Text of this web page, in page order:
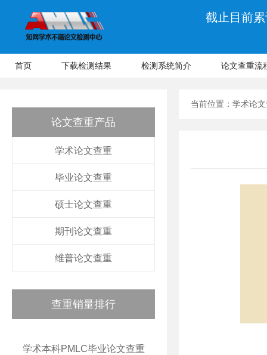
截止目前
首页 下载检测结果 检测系统简介 论文查重流
论文查重产品
学术论文查重
毕业论文查重
硕士论文查重
期刊论文查重
维普论文查重
查重销量排行
学术本科PMLC毕业论文查重
当前位置： 学术论